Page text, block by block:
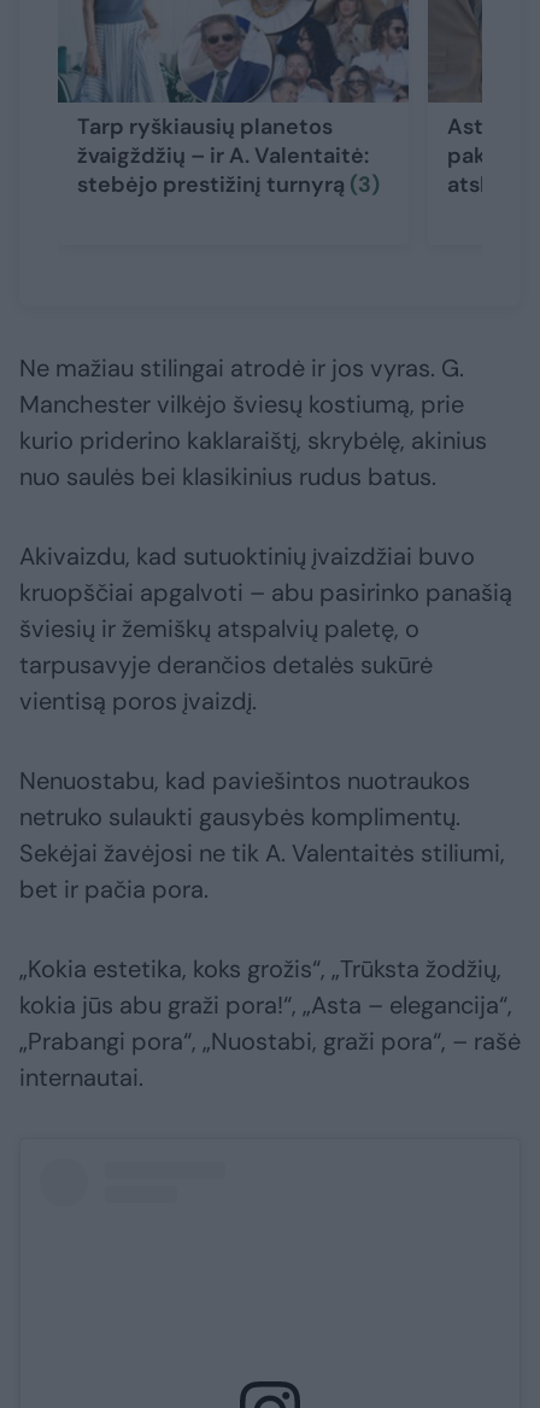
Tarp ryškiausių planetos
žvaigždžių – ir A. Valentaitė:
stebėjo prestižinį turnyrą (3)
Asta
Ne mažiau stilingai atrodė ir jos vyras. G.
Manchester vilkėjo šviesų kostiumą, prie
kurio priderino kaklaraištį, skrybėlę, akinius
nuo saulės bei klasikinius rudus batus.
Akivaizdu, kad sutuoktinių įvaizdžiai buvo
kruopščiai apgalvoti – abu pasirinko panašią
šviesių ir žemiškų atspalvių paletę, o
tarpusavyje derančios detalės sukūrė
vientisą poros įvaizdį.
Nenuostabu, kad paviešintos nuotraukos
netruko sulaukti gausybės komplimentų.
Sekėjai žavėjosi ne tik A. Valentaitės stiliumi,
bet ir pačia pora.
„Kokia estetika, koks grožis“, „Trūksta žodžių,
kokia jūs abu graži pora!“, „Asta – elegancija“,
„Prabangi pora“, „Nuostabi, graži pora“, – rašė
internautai.